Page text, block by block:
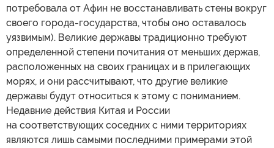
потребовала от Афин не восстанавливать стены вокруг
своего города-государства, чтобы оно оставалось
уязвимым). Великие державы традиционно требуют
определенной степени почитания от меньших держав,
расположенных на своих границах и в прилегающих
морях, и они рассчитывают, что другие великие
державы будут относиться к этому с пониманием.
Недавние действия Китая и России
на соответствующих соседних с ними территориях
являются лишь самыми последними примерами этой